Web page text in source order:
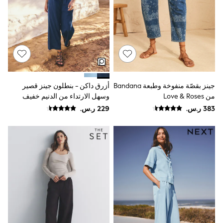
Joggers
adidas
Nike
All Girls Schoolwear
Shoes
Dresses
Trousers
Shirts
Polo Shirts
Sweatshirts
Cardigans
Underwear
Socks & Tights
Multipacks
All Girls Sports & Swimwear
Trainers & Pumps
Swimwear
Tops
Leggings
Shorts
Joggers
جينز بقصّة منفوخة وطبعة Bandana
من Love & Roses
أزرق داكن - بنطلون جينز قصير
وسهل الارتداء من الدنيم خفيف
الوزن بقصة رِجل واسعة